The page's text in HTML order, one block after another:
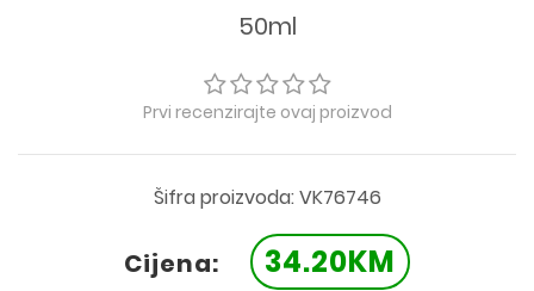
50ml
Prvi recenzirajte ovaj proizvod
Šifra proizvoda: VK76746
Cijena: 34.20KM